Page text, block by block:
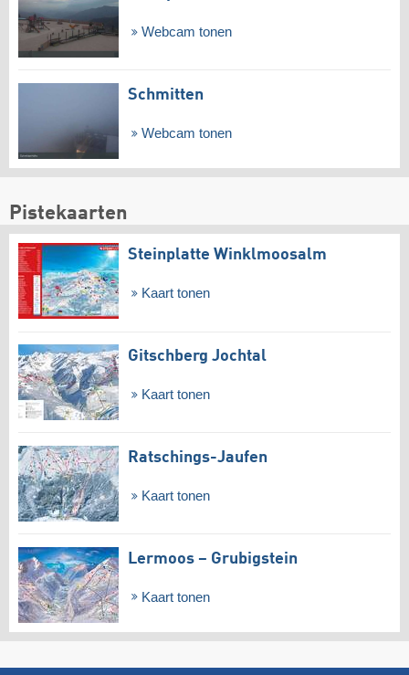
Webcam tonen
Schmitten
Webcam tonen
Pistekaarten
Steinplatte Winklmoosalm
Kaart tonen
Gitschberg Jochtal
Kaart tonen
Ratschings-Jaufen
Kaart tonen
Lermoos – Grubigstein
Kaart tonen